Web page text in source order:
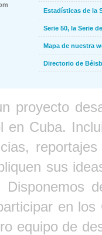
Estadísticas de la
Serie 50, la Serie
Mapa de nuestra
Directorio de
proyecto
en Cuba.
sus
en
equipo de